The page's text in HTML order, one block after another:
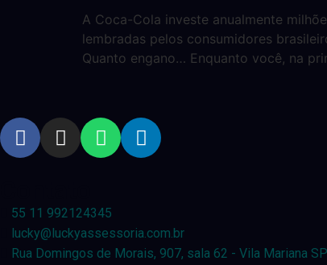
A Coca-Cola investe anualmente
lembradas pelos consumidores
Quanto engano… Enquanto você, na
55 11 992124345
lucky@luckyassessoria.com.br
Rua Domingos de Morais, 907, sala 62 - Vila Mariana SP